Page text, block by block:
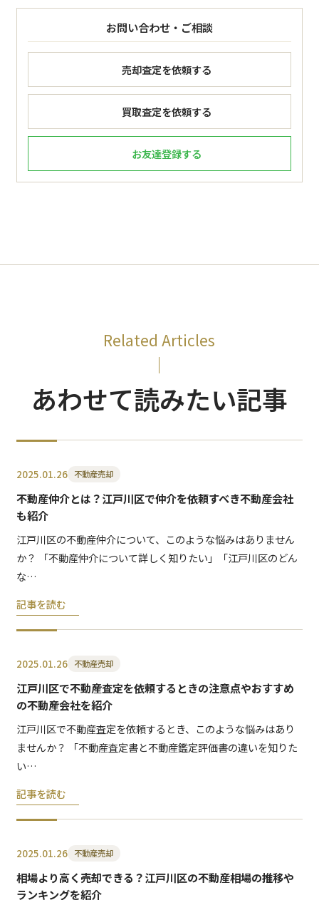
お問い合わせ・ご相談
売却査定を依頼する
買取査定を依頼する
お友達登録する
Related Articles
あわせて読みたい記事
2025.01.26 不動産売却
不動産仲介とは？江戸川区で仲介を依頼すべき不動産会社
も紹介
江戸川区の不動産仲介について、このような悩みはありません
か？ 「不動産仲介について詳しく知りたい」「江戸川区のどん
な…
記事を読む
2025.01.26 不動産売却
江戸川区で不動産査定を依頼するときの注意点やおすすめ
の不動産会社を紹介
江戸川区で不動産査定を依頼するとき、このような悩みはあり
ませんか？ 「不動産査定書と不動産鑑定評価書の違いを知りた
い…
記事を読む
2025.01.26 不動産売却
相場より高く売却できる？江戸川区の不動産相場の推移や
ランキングを紹介